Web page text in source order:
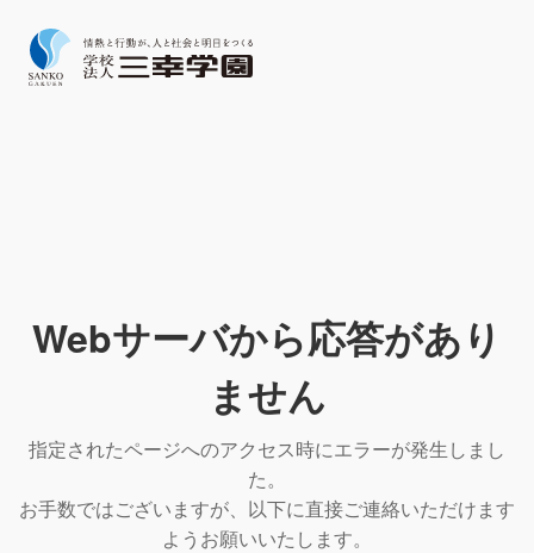
Webサーバから応答があり
ません
指定されたページへのアクセス時にエラーが発生しまし
た。
お手数ではございますが、以下に直接ご連絡いただけます
ようお願いいたします。